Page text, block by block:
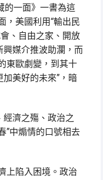
的一面》一書為這
，美國利用“輸出民
、自由之家、開放
興媒介推波助瀾，而
東歐劇變，到其十
美好的未來”，暗
濟之殤、政治之
”中煽情的口號相去
上陷入困境。政治